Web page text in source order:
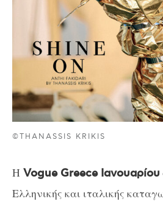
©THANASSIS KRIKIS
Η Vogue Greece Ιανουαρίου
Ελληνικής και ιταλικής